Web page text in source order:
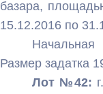
базара,
15.12.2016 по
Начальная
Размер задатка
Лот №42: